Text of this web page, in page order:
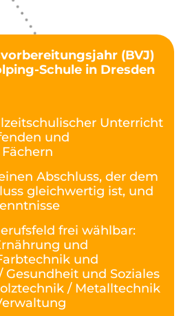
(BVJ)
Schule in Dresden
Unterricht
und
Abschluss, der dem
gleichwertig ist, und
frei wählbar:
und
und
und Soziales
/ Metalltechnik